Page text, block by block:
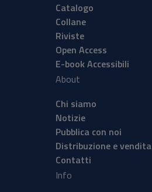
Catalogo
Collane
Riviste
Open Access
E-book Accessibili
About
Chi siamo
Notizie
Pubblica con noi
Distribuzione e vendita
Contatti
Info